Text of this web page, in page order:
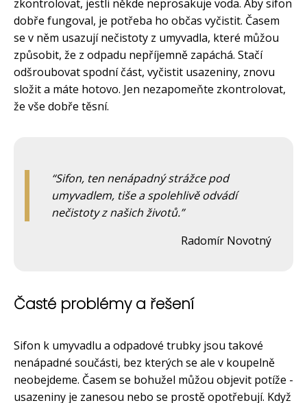
zkontrolovat, jestli někde neprosakuje voda. Aby sifon
dobře fungoval, je potřeba ho občas vyčistit. Časem
se v něm usazují nečistoty z umyvadla, které můžou
způsobit, že z odpadu nepříjemně zapáchá. Stačí
odšroubovat spodní část, vyčistit usazeniny, znovu
složit a máte hotovo. Jen nezapomeňte zkontrolovat,
že vše dobře těsní.
Sifon, ten nenápadný strážce pod
umyvadlem, tiše a spolehlivě odvádí
nečistoty z našich životů.
Radomír Novotný
Časté problémy a řešení
Sifon k umyvadlu a odpadové trubky jsou takové
nenápadné součásti, bez kterých se ale v koupelně
neobejdeme. Časem se bohužel můžou objevit potíže -
usazeniny je zanesou nebo se prostě opotřebují. Když